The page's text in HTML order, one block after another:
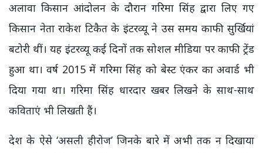
अलावा किसान आंदोलन के दौरान गरिमा सिंह द्वारा लिए गए
किसान नेता राकेश टिकैत के इंटरव्यू ने उस समय काफी सुर्खियां
बटोरी थीं। यह इंटरव्यू कई दिनों तक सोशल मीडिया पर काफी ट्रेंड
हुआ था। वर्ष 2015 में गरिमा सिंह को बेस्ट एंकर का अवार्ड भी
दिया गया था। गरिमा सिंह धारदार खबर लिखने के साथ-साथ
कविताएं भी लिखती हैं।
देश के ऐसे ‘असली हीरोज’ जिनके बारे में अभी तक न दिखाया